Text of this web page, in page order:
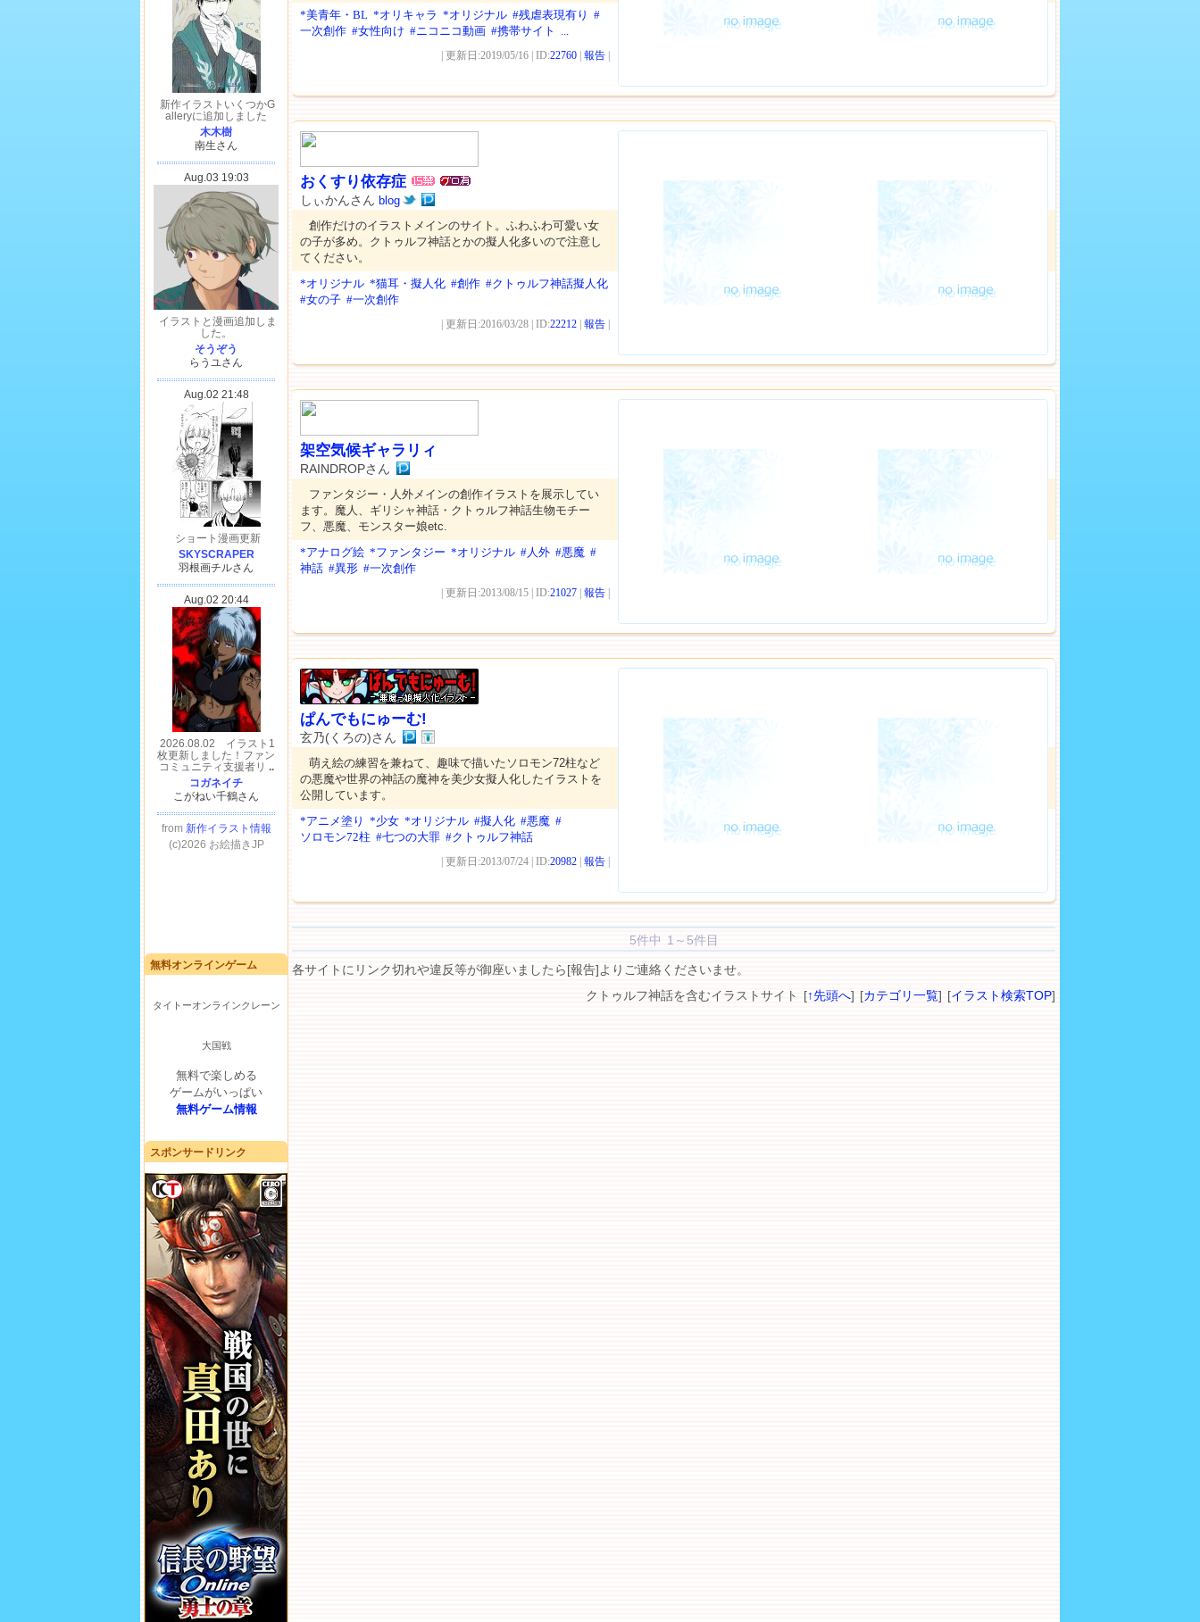
無料オンラインゲーム
タイトーオンラインクレーン
大国戦
無料で楽しめる
ゲームがいっぱい
無料ゲーム情報
スポンサードリンク
*美青年・BL *オリキャラ *オリジナル #残虐表現有り #
一次創作 #女性向け #ニコニコ動画 #携帯サイト ...
| 更新日:2019/05/16 | ID:22760 報告
おくすり依存症
しぃかんさん blog
創作だけのイラストメインのサイト。ふわふわ可愛い女
の子が多め。クトゥルフ神話とかの擬人化多いので注意し
てください。
*オリジナル *猫耳・擬人化 #創作 #クトゥルフ神話擬人化
#女の子 #一次創作
| 更新日:2016/03/28 | ID:22212 報告
架空気候ギャラリィ
RAINDROPさん
ファンタジー・人外メインの創作イラストを展示してい
ます。魔人、ギリシャ神話・クトゥルフ神話生物モチー
フ、悪魔、モンスター娘etc.
*アナログ絵 *ファンタジー *オリジナル #人外 #悪魔 #
神話 #異形 #一次創作
| 更新日:2013/08/15 | ID:21027 報告
ぱんでもにゅーむ!
玄乃(くろの)さん
萌え絵の練習を兼ねて、趣味で描いたソロモン72柱など
の悪魔や世界の神話の魔神を美少女擬人化したイラストを
公開しています。
*アニメ塗り *少女 *オリジナル #擬人化 #悪魔 #
ソロモン72柱 #七つの大罪 #クトゥルフ神話
| 更新日:2013/07/24 | ID:20982 報告
5件中 1～5件目
各サイトにリンク切れや違反等が御座いましたら[報告]よりご連絡くださいませ。
クトゥルフ神話を含むイラストサイト [↑先頭へ] [カテゴリ一覧] [イラスト検索TOP]